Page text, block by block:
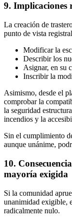
9. Implicaciones
La creación de
punto de vista
Modificar la
Describir los
Asignar, en su
Inscribir la
Asimismo, desde el
comprobar la
la seguridad
incendios y la
Sin el cumplimiento
aunque unánime,
10.
mayoría exigida
Si la comunidad
unanimidad exigible,
radicalmente nulo.